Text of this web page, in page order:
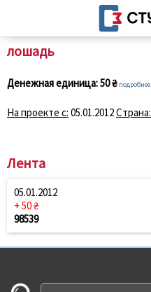
лошадь
Денежная единица:50 ₴ подробнее
На проекте с: 05.01.2012Страна:
Лента
05.01.2012
+ 50 ₴
98539